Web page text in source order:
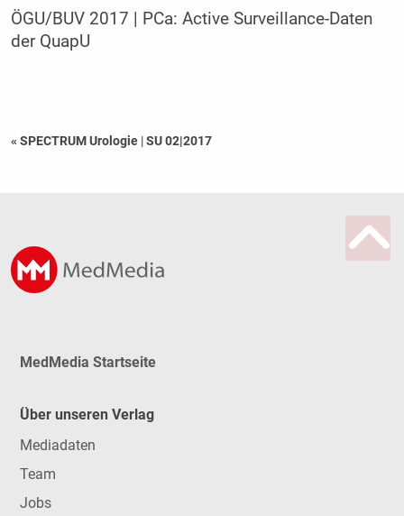
ÖGU/BUV 2017 | PCa: Active Surveillance-Daten
der QuapU
« SPECTRUM Urologie |SU 02|2017
MedMedia Startseite
Über unseren Verlag
Mediadaten
Team
Jobs